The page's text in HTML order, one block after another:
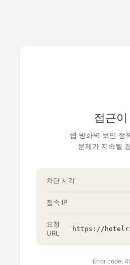
접근
웹 방화벽 보안 정
문제가 지속될
차단 시각
접속 IP
요청
URL
Error code: